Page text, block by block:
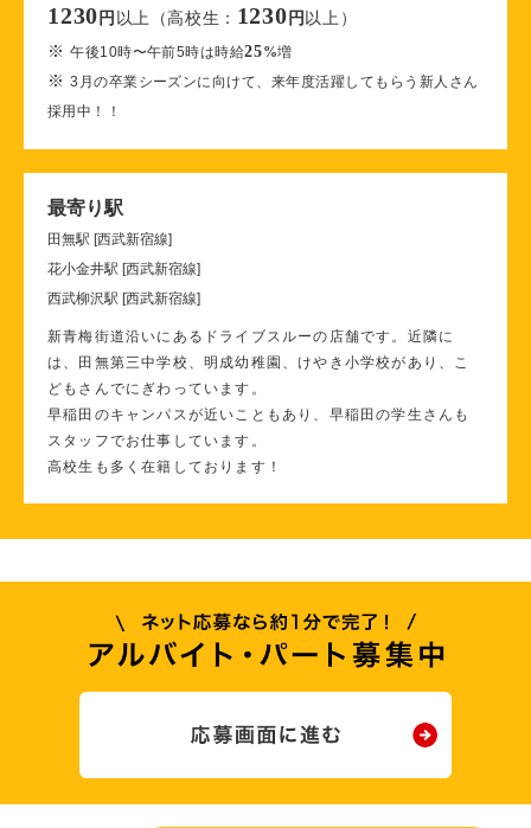
1230 円 以上（高校生： 1230 円 以上）
※午後10時〜午前5時は時給25%増
※3月の卒業シーズンに向けて、来年度活躍してもらう新人さん
採用中！！
最寄り駅
田無駅 [西武新宿線]
花小金井駅 [西武新宿線]
西武柳沢駅 [西武新宿線]
新青梅街道沿いにあるドライブスルーの店舗です。近隣に
は、田無第三中学校、明成幼稚園、けやき小学校があり、こ
どもさんでにぎわっています。
早稲田のキャンパスが近いこともあり、早稲田の学生さんも
スタッフでお仕事しています。
高校生も多く在籍しております！